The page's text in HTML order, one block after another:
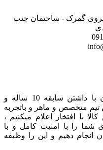
گمرک - ساختمان جنب
ما در بازرگانی تجارت گستر رایان با داشتن سابقه 10 ساله و
تیم متخصص و ماهر و باتجربه
با افتخار اعلام میکنیم ،
شما را با امنیت کامل و با
انجام دهیم و این را وظیفه